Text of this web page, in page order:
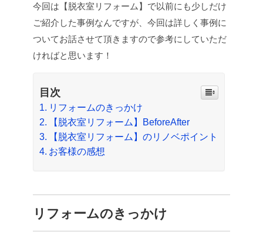
今回は【脱衣室リフォーム】で以前にも少しだけ
ご紹介した事例なんですが、今回は詳しく事例に
ついてお話させて頂きますので参考にしていただ
ければと思います！
目次
リフォームのきっかけ
【脱衣室リフォーム】BeforeAfter
【脱衣室リフォーム】のリノベポイント
お客様の感想
リフォームのきっかけ